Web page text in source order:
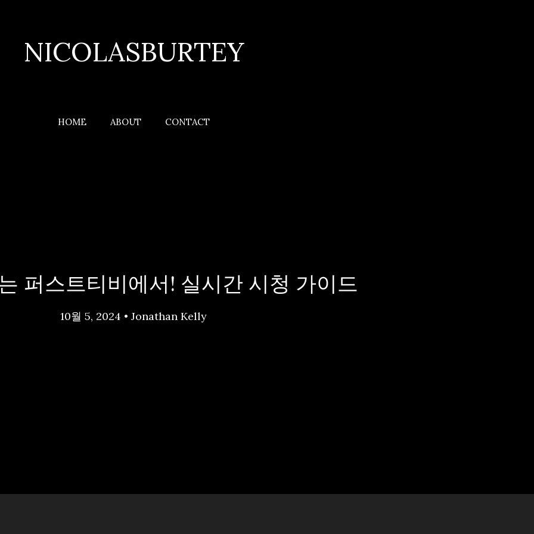
NICOLASBURTEY
HOME ABOUT CONTACT
퍼스트티비에서! 실시간 시청 가이드
10월 5, 2024 • Jonathan Kelly